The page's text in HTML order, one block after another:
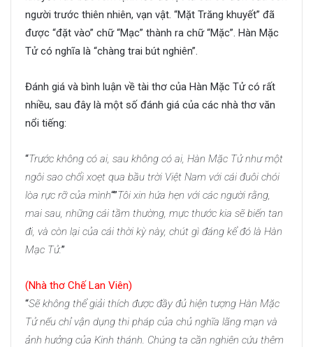
người trước thiên nhiên, vạn vật. “Mặt Trăng khuyết” đã
được “đặt vào” chữ “Mạc” thành ra chữ “Mặc”. Hàn Mặc
Tử có nghĩa là “chàng trai bút nghiên”.
Đánh giá và bình luận về tài thơ của Hàn Mặc Tử có rất
nhiều, sau đây là một số đánh giá của các nhà thơ văn
nổi tiếng:
“Trước không có ai, sau không có ai, Hàn Mặc Tử như một
ngôi sao chổi xoẹt qua bầu trời Việt Nam với cái đuôi chói
lòa rực rỡ của mình“”Tôi xin hứa hẹn với các người rằng,
mai sau, những cái tầm thường, mực thước kia sẽ biến tan
đi, và còn lại của cái thời kỳ này, chút gì đáng kể đó là Hàn
Mạc Tử.”
(Nhà thơ Chế Lan Viên)
“Sẽ không thể giải thích được đầy đủ hiện tượng Hàn Mặc
Tử nếu chỉ vận dụng thi pháp của chủ nghĩa lãng mạn và
ảnh hưởng của Kinh thánh. Chúng ta cần nghiên cứu thêm